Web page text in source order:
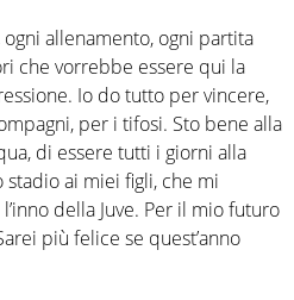
allenamento, ogni partita
che vorrebbe essere qui la
Io do tutto per vincere,
per i tifosi. Sto bene alla
di essere tutti i giorni alla
stadio ai miei figli, che mi
della Juve. Per il mio futuro
più felice se quest’anno